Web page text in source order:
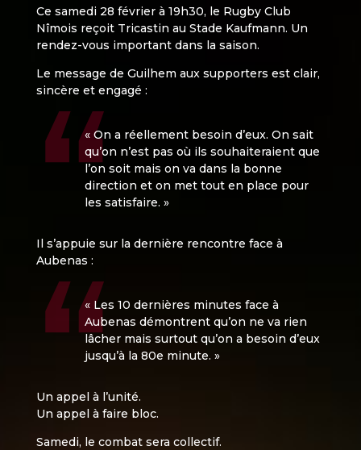
Ce samedi 28 février à 19h30, le Rugby Club
Nîmois reçoit Tricastin au Stade Kaufmann. Un
rendez-vous important dans la saison.
Le message de Guilhem aux supporters est clair,
sincère et engagé :
« On a réellement besoin d’eux. On sait
qu’on n’est pas où ils souhaiteraient que
l’on soit mais on va dans la bonne
direction et on met tout en place pour
les satisfaire. »
Il s’appuie sur la dernière rencontre face à
Aubenas :
« Les 10 dernières minutes face à
Aubenas démontrent qu’on ne va rien
lâcher mais surtout qu’on a besoin d’eux
jusqu’à la 80e minute. »
Un appel à l’unité.
Un appel à faire bloc.
Samedi, le combat sera collectif.